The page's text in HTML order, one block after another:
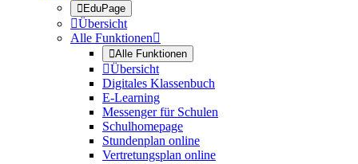
EduPage
Übersicht
Alle Funktionen
Alle Funktionen
Übersicht
Digitales Klassenbuch
E-Learning
Messenger für Schulen
Schulhomepage
Stundenplan online
Vertretungsplan online